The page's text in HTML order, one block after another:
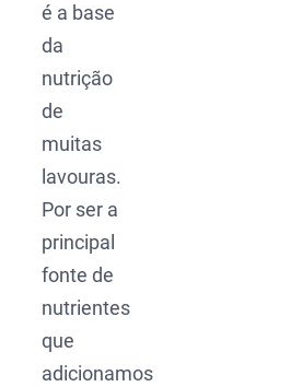
é a base
da
nutrição
de
muitas
lavouras.
Por ser a
principal
fonte de
nutrientes
que
adicionamos